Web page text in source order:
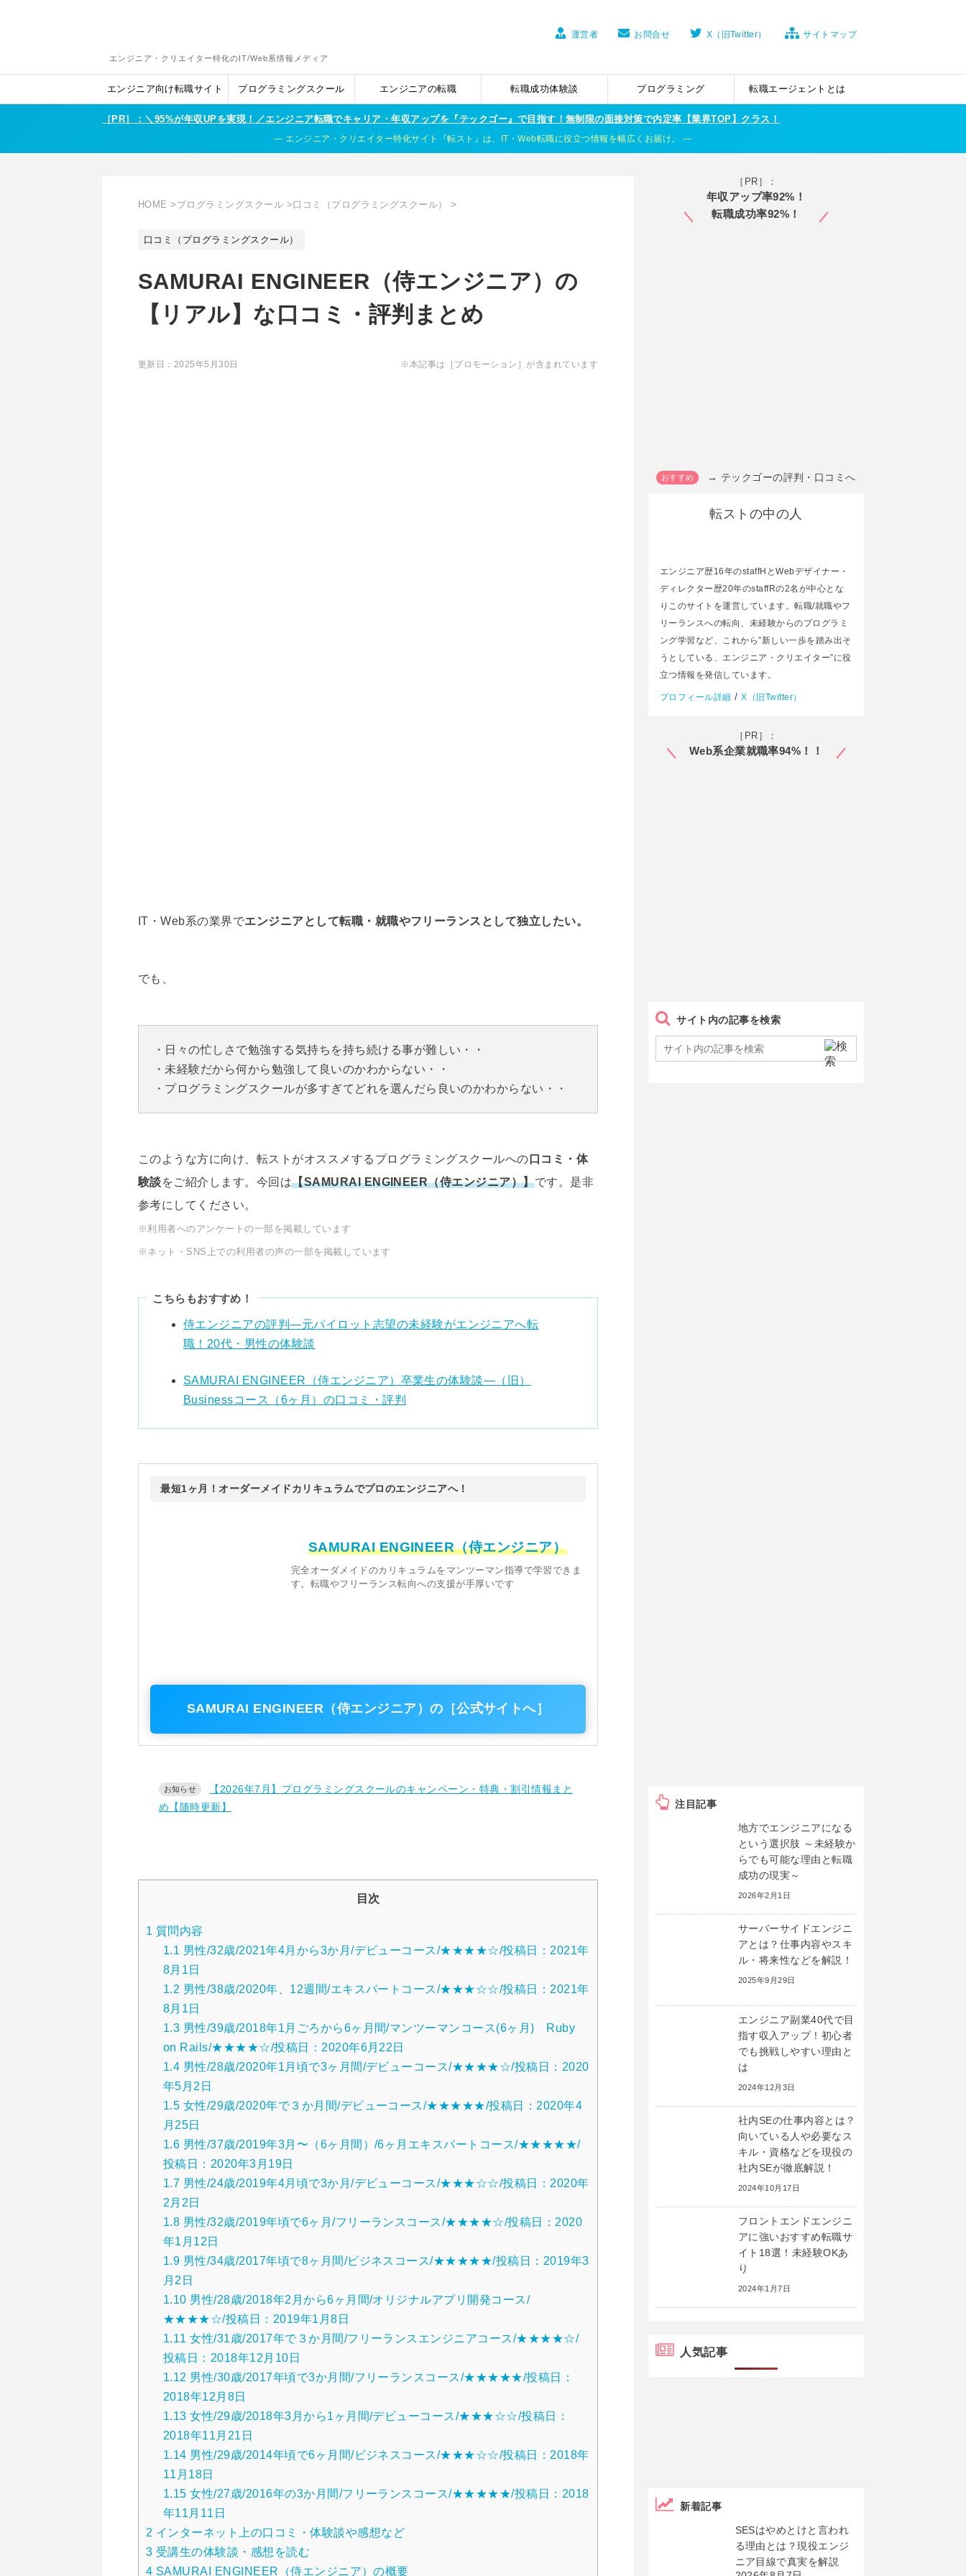
エンジニア・クリエイター特化のIT/Web系情報メディア
運営者 お問合せ X（旧Twitter） サイトマップ
エンジニア向け転職サイト プログラミングスクール エンジニアの転職 転職成功体験談 プログラミング 転職エージェントとは
［PR］：＼95%が年収UPを実現！／エンジニア転職でキャリア・年収アップを『テックゴー』で目指す！無制限の面接対策で内定率【業界TOP】クラス！
エンジニア・クリエイター特化サイト『転スト』は、IT・Web転職に役立つ情報を幅広くお届け。
HOME > プログラミングスクール >口コミ（プログラミングスクール） >
口コミ（プログラミングスクール）
SAMURAI ENGINEER（侍エンジニア）の
【リアル】な口コミ・評判まとめ
更新日： 2025年5月30日 ※本記事は［プロモーション］が含まれています
IT・Web系の業界でエンジニアとして転職・就職やフリーランスとして独立したい。
でも、
・日々の忙しさで勉強する気持ちを持ち続ける事が難しい・・
・未経験だから何から勉強して良いのかわからない・・
・プログラミングスクールが多すぎてどれを選んだら良いのかわからない・・
このような方に向け、転ストがオススメするプログラミングスクールへの 口コミ・体
験談をご紹介します。今回は【SAMURAI ENGINEER（侍エンジニア）】です。是非
参考にしてください。
※利用者へのアンケートの一部を掲載しています
※ネット・SNS上での利用者の声の一部を掲載しています
こちらもおすすめ！
侍エンジニアの評判―元パイロット志望の未経験がエンジニアへ転
職！20代・男性の体験談
SAMURAI ENGINEER（侍エンジニア）卒業生の体験談―（旧）
Businessコース（6ヶ月）の口コミ・評判
最短1ヶ月！オーダーメイドカリキュラムでプロのエンジニアへ！
SAMURAI ENGINEER（侍エンジニア）
完全オーダメイドのカリキュラムをマンツーマン指導で学習できま
す。転職やフリーランス転向への支援が手厚いです
SAMURAI ENGINEER（侍エンジニア）の［公式サイトへ］
【2026年7月】プログラミングスクールのキャンペーン・特典・割引情報まと
め【随時更新】
目次
1 質問内容
1.1 男性/32歳/2021年4月から3か月/デビューコース/★★★★☆/投稿日：2021年
8月1日
1.2 男性/38歳/2020年、12週間/エキスパートコース/★★★☆☆/投稿日：2021年
8月1日
1.3 男性/39歳/2018年1月ごろから6ヶ月間/マンツーマンコース(6ヶ月) Ruby
on Rails/★★★★☆/投稿日：2020年6月22日
1.4 男性/28歳/2020年1月頃で3ヶ月間/デビューコース/★★★★☆/投稿日：2020
年5月2日
1.5 女性/29歳/2020年で３か月間/デビューコース/★★★★★/投稿日：2020年4
月25日
1.6 男性/37歳/2019年3月〜（6ヶ月間）/6ヶ月エキスパートコース/★★★★★/
投稿日：2020年3月19日
1.7 男性/24歳/2019年4月頃で3か月/デビューコース/★★★☆☆/投稿日：2020年
2月2日
1.8 男性/32歳/2019年頃で6ヶ月/フリーランスコース/★★★★☆/投稿日：2020
年1月12日
1.9 男性/34歳/2017年頃で8ヶ月間/ビジネスコース/★★★★★/投稿日：2019年3
月2日
1.10 男性/28歳/2018年2月から6ヶ月間/オリジナルアプリ開発コース/
★★★★☆/投稿日：2019年1月8日
1.11 女性/31歳/2017年で３か月間/フリーランスエンジニアコース/★★★★☆/
投稿日：2018年12月10日
1.12 男性/30歳/2017年頃で3か月間/フリーランスコース/★★★★★/投稿日：
2018年12月8日
1.13 女性/29歳/2018年3月から1ヶ月間/デビューコース/★★★☆☆/投稿日：
2018年11月21日
1.14 男性/29歳/2014年頃で6ヶ月間/ビジネスコース/★★★☆☆/投稿日：2018年
11月18日
1.15 女性/27歳/2016年の3か月間/フリーランスコース/★★★★★/投稿日：2018
年11月11日
2 インターネット上の口コミ・体験談や感想など
3 受講生の体験談・感想を読む
4 SAMURAI ENGINEER（侍エンジニア）の概要
［PR］：
年収アップ率92%！
転職成功率92%！
→ テックゴーの評判・口コミへ
転ストの中の人
エンジニア歴16年のstaffHとWebデザイナー・
ディレクター歴20年のstaffRの2名が中心とな
りこのサイトを運営しています。転職/就職やフ
リーランスへの転向、未経験からのプログラミ
ング学習など、これから”新しい一歩を踏み出そ
うとしている、エンジニア・クリエイター”に役
立つ情報を発信しています。
プロフィール詳細 /X（旧Twitter）
［PR］：
Web系企業就職率94%！！
サイト内の記事を検索
注目記事
地方でエンジニアになる
という選択肢 ～未経験か
らでも可能な理由と転職
成功の現実～
2026年2月1日
サーバーサイドエンジニ
アとは？仕事内容やスキ
ル・将来性などを解説！
2025年9月29日
エンジニア副業40代で目
指す収入アップ！初心者
でも挑戦しやすい理由と
は
2024年12月3日
社内SEの仕事内容とは？
向いている人や必要なス
キル・資格などを現役の
社内SEが徹底解説！
2024年10月17日
フロントエンドエンジニ
アに強いおすすめ転職サ
イト18選！未経験OKあ
り
2024年1月7日
人気記事
新着記事
SESはやめとけと言われ
る理由とは？現役エンジ
ニア目線で真実を解説